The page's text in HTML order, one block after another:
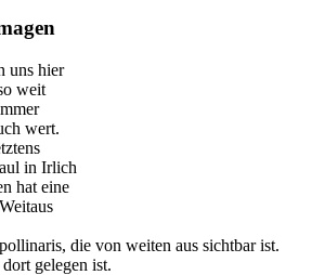
uns hier
weit
wert.
in Irlich
hat eine
die von weiten aus sichtbar ist.
gelegen ist.